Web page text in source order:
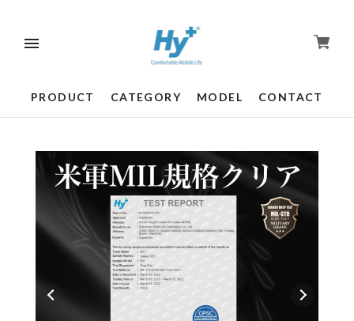
PRODUCT CATEGORY MODEL CONTACT